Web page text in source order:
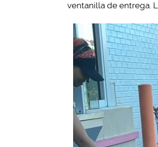
ventanilla de entrega.